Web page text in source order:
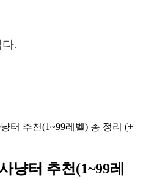
.
터 추천(1~99레벨) 총 정리 (+
냥터 추천(1~99레